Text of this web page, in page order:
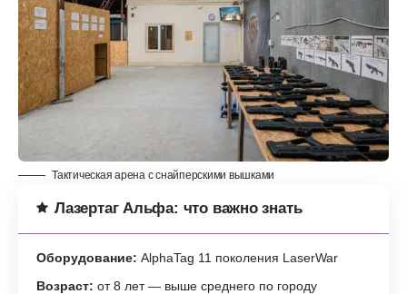
Тактическая арена с снайперскими вышками
Лазертаг Альфа: что важно знать
Оборудование: AlphaTag 11 поколения LaserWar
Возраст: от 8 лет — выше среднего по городу